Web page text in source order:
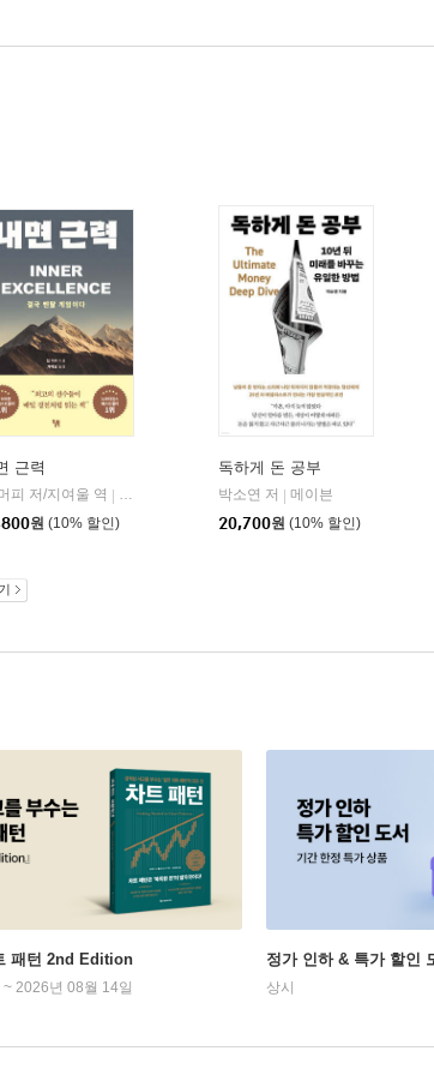
| 현대지성
근력
피 저/지여울 역
윌북(willbook)
원 (10% 할인)
독하게 돈 공부
박소연 저
메이븐
20,700원 (10% 할인)
패턴 2nd Edition
2026년 08월 14일
정가 인하 & 특가 할인
상시